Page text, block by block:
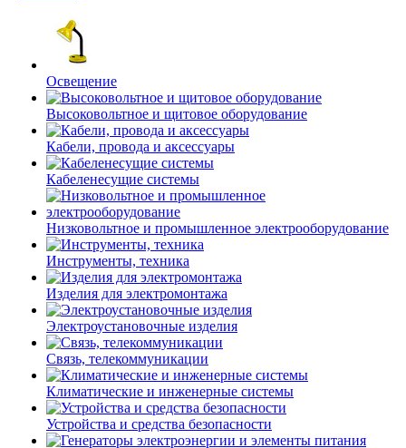
Освещение
Высоковольтное и щитовое оборудование
Кабели, провода и аксессуары
Кабеленесущие системы
Низковольтное и промышленное электрооборудование
Инструменты, техника
Изделия для электромонтажа
Электроустановочные изделия
Связь, телекоммуникации
Климатические и инженерные системы
Устройства и средства безопасности